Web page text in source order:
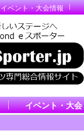
イベント・大会情報
イベント・大会